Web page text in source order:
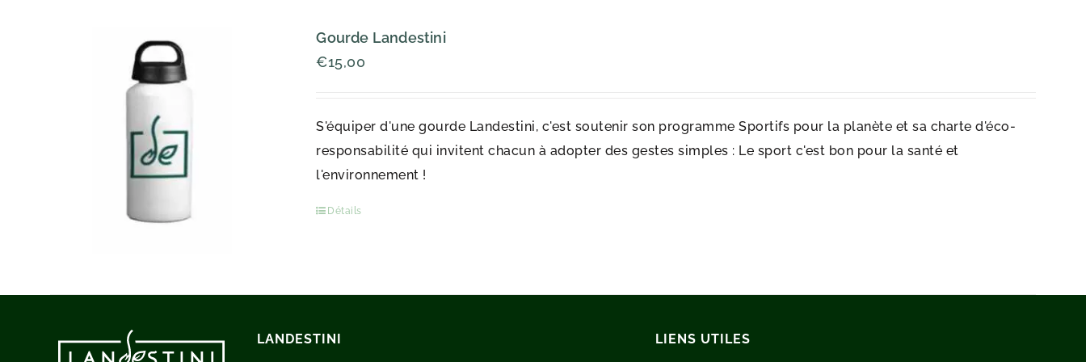
Gourde Landestini
€15,00
S'équiper d'une gourde Landestini, c'est soutenir son programme Sportifs pour la planète et sa charte d'éco-
responsabilité qui invitent chacun à adopter des gestes simples : Le sport c'est bon pour la santé et
l'environnement !
Détails
LANDESTINI LIENS UTILES